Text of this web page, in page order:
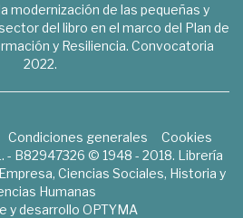
modernización de las pequeñas y
del libro en el marco del Plan de
y Resiliencia. Convocatoria
2022.
Condiciones generales
Cookies
- B82947326 © 1948 - 2018. Librería
Ciencias Sociales, Historia y
Humanas
y desarrollo OPTYMA